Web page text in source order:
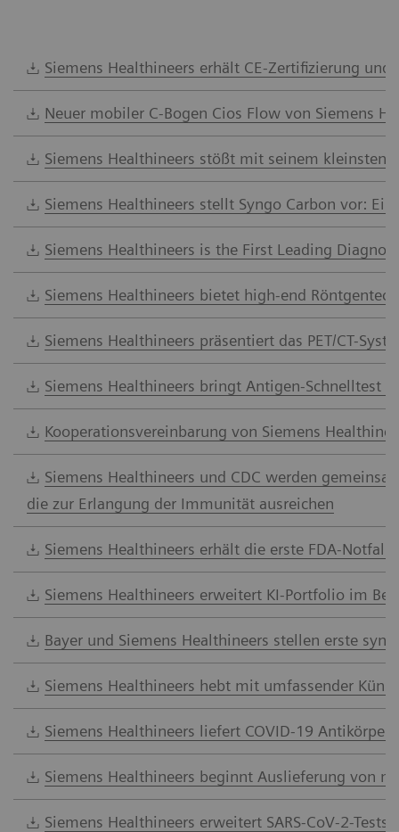
Siemens Healthineers erhält CE-Zertifizierung
Neuer mobiler C-Bogen Cios Flow von Siemens
Siemens Healthineers stößt mit seinem kleinsten
Siemens Healthineers stellt Syngo Carbon vor:
Siemens Healthineers is the First Leading
Siemens Healthineers bietet high-end
Siemens Healthineers präsentiert das PET/CT-
Siemens Healthineers bringt Antigen-Schnelltest
Kooperationsvereinbarung von Siemens
Siemens Healthineers und CDC werden
die zur Erlangung der Immunität ausreichen
Siemens Healthineers erhält die erste FDA-
Siemens Healthineers erweitert KI-Portfolio im
Bayer und Siemens Healthineers stellen erste
Siemens Healthineers hebt mit umfassender
Siemens Healthineers liefert COVID-19
Siemens Healthineers beginnt Auslieferung von
Siemens Healthineers erweitert SARS-CoV-2-